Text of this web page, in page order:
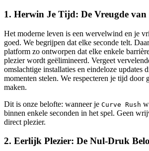
1. Herwin Je Tijd: De Vreugde van
Het moderne leven is een wervelwind en je
goed. We begrijpen dat elke seconde telt.
platform zo ontworpen dat elke enkele
plezier wordt geëlimineerd. Vergeet
omslachtige installaties en eindeloze updates
momenten stelen. We respecteren je tijd door
maken.
Dit is onze belofte: wanneer je Curve Rush
binnen enkele seconden in het spel. Geen
direct plezier.
2. Eerlijk Plezier: De Nul-Druk